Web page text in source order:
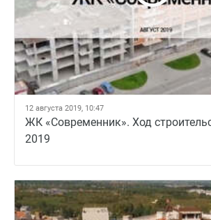
12 августа 2019, 10:47
ЖК «Современник». Ход
2019